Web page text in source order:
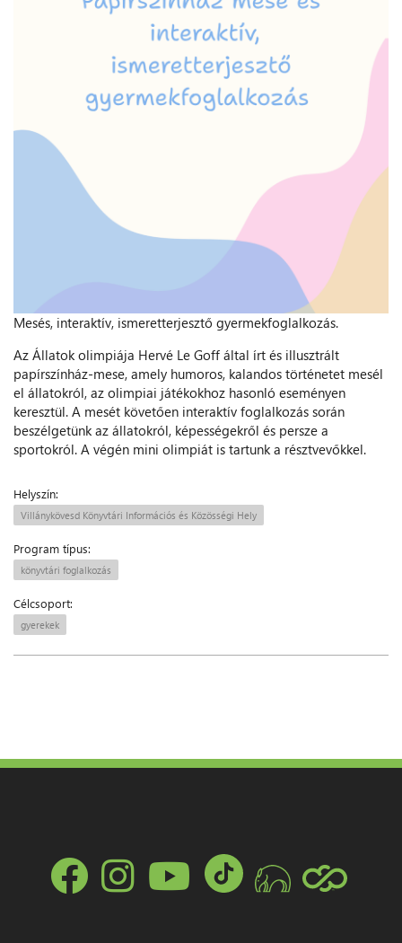
Mesés, interaktív, ismeretterjesztő gyermekfoglalkozás.
Az Állatok olimpiája Hervé Le Goff által írt és illusztrált
papírszínház-mese, amely humoros, kalandos történetet mesél
el állatokról, az olimpiai játékokhoz hasonló eseményen
keresztül. A mesét követően interaktív foglalkozás során
beszélgetünk az állatokról, képességekről és persze a
sportokról. A végén mini olimpiát is tartunk a résztvevőkkel.
Helyszín:
Villánykövesd Könyvtári Információs és Közösségi Hely
Program típus:
könyvtári foglalkozás
Célcsoport:
gyerekek